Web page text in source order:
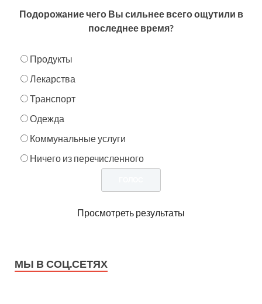
Подорожание чего Вы сильнее всего ощутили в
последнее время?
Продукты
Лекарства
Транспорт
Одежда
Коммунальные услуги
Ничего из перечисленного
Просмотреть результаты
МЫ В СОЦ.СЕТЯХ